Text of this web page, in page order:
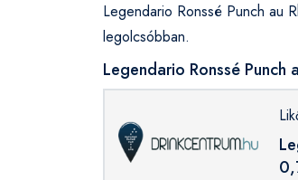
Legendario Ronssé Punch au
legolcsóbban.
Legendario Ronssé